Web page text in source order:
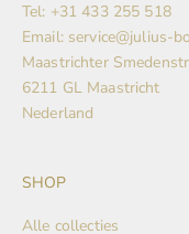
Tel: +31 433 255 518
Email: service@julius-
Maastrichter
6211 GL Maastricht
Nederland
SHOP
Alle collecties